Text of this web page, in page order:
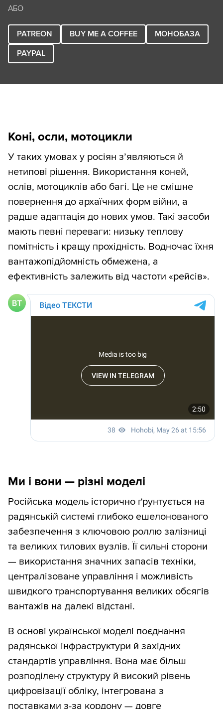
АБО
PATREON BUY ME A COFFEE
МОНОБАЗА
PAYPAL
Коні, осли, мотоцикли
У таких умовах у росіян з’являються й
нетипові рішення. Використання коней,
ослів, мотоциклів або багі. Це не смішне
повернення до архаїчних форм війни, а
радше адаптація до нових умов. Такі засоби
мають певні переваги: низьку теплову
помітність і кращу прохідність. Водночас їхня
вантажопідйомність обмежена, а
ефективність залежить від частоти «рейсів».
Ми і вони — різні моделі
Російська модель історично ґрунтується на
радянській системі глибоко ешелонованого
забезпечення з ключовою роллю залізниці
та великих тилових вузлів. Її сильні сторони
— використання значних запасів техніки,
централізоване управління і можливість
швидкого транспортування великих обсягів
вантажів на далекі відстані.
В основі української моделі поєднання
радянської інфраструктури й західних
стандартів управління. Вона має більш
розподілену структуру й високий рівень
цифровізації обліку, інтегрована з
поставками з-за кордону — довге